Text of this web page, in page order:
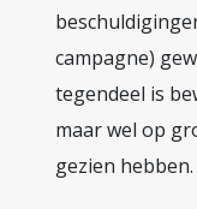
campagne)
tegendeel is
maar wel op
gezien hebben.